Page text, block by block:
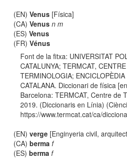
(EN)Venus [Física]
(CA)Venus n m
(ES)Venus
(FR)Vénus
Font de la fitxa: UNIVERSITAT
CATALUNYA; TERMCAT,
TERMINOLOGIA; ENCICLOPÈDIA
CATALANA. Diccionari de física
Barcelona: TERMCAT, Centre de
2019. (Diccionaris en Línia)
https://www.termcat.cat/ca/
(EN)verge [Enginyeria civil,
(CA)berma f
(ES)berma f